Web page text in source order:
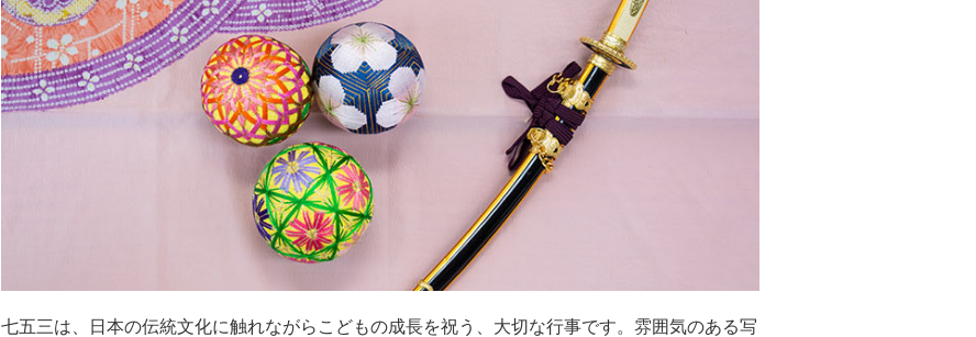
七五三は、日本の伝統文化に触れながらこどもの成長を祝う、大切な行事です。雰囲気のある写